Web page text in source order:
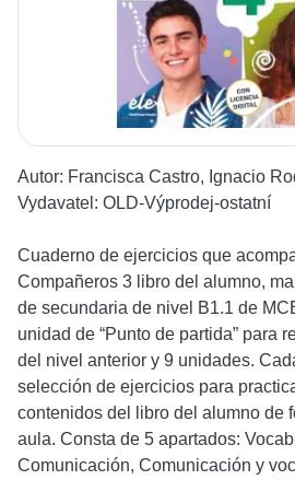
Autor: Francisca Castro, Ignacio
Vydavatel: OLD-Výprodej-ostatní
Cuaderno de ejercicios que
Compañeros 3 libro del alumno,
de secundaria de nivel B1.1 de
unidad de “Punto de partida” para
del nivel anterior y 9 unidades.
selección de ejercicios para
contenidos del libro del alumno de
aula. Consta de 5 apartados:
Comunicación, Comunicación y